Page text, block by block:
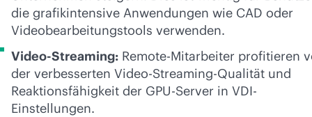
die grafikintensive Anwendungen wie CAD oder
Videobearbeitungstools verwenden.
Video-Streaming: Remote-Mitarbeiter profitieren
der verbesserten Video-Streaming-Qualität und
Reaktionsfähigkeit der GPU-Server in VDI-
Einstellungen.